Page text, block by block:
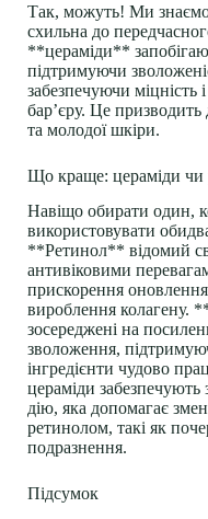
Так, можуть! Ми
схильна до
**цераміди**
підтримуючи
забезпечуючи міцність
бар’єру. Це призводить
та молодої шкіри.
Що краще: цераміди чи
Навіщо обирати один,
використовувати
**Ретинол** відомий
антивіковими
прискорення оновлення
вироблення колагену.
зосереджені на
зволоження,
інгредієнти чудово
цераміди
дію, яка допомагає
ретинолом, такі як
подразнення.
Підсумок